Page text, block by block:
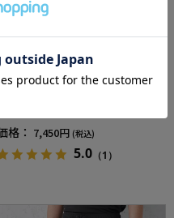
全5色
MIX(R)【一般医療機器】SS～LLサイズ
格： 7,450円 (税込)
5.0 （1）